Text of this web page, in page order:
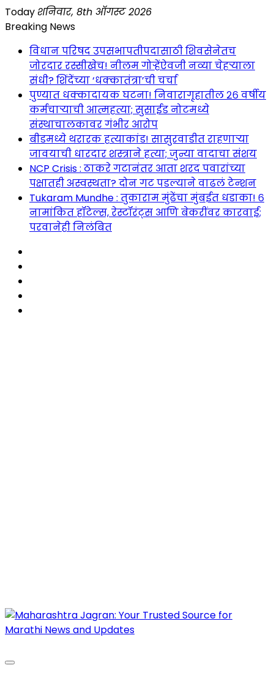
Skip
to
Today शनिवार, 8th ऑगस्ट 2026
Breaking News
विधान परिषद उपसभापतीपदासाठी शिवसेनेतच
जोरदार रस्सीखेच! नीलम गोऱ्हेंऐवजी नव्या चेहऱ्याला
संधी? शिंदेंच्या ‘धक्कातंत्रा’ची चर्चा
पुण्यात धक्कादायक घटना! निवारागृहातील २६ वर्षीय
कर्मचाऱ्याची आत्महत्या; सुसाईड नोटमध्ये
संस्थाचालकावर गंभीर आरोप
बीडमध्ये थरारक हत्याकांड! सासुरवाडीत राहणाऱ्या
जावयाची धारदार शस्त्राने हत्या; जुन्या वादाचा संशय
NCP Crisis : ठाकरे गटानंतर आता शरद पवारांच्या
पक्षातही अस्वस्थता? दोन गट पडल्याने वाढलं टेन्शन
Tukaram Mundhe : तुकाराम मुंढेंचा मुंबईत धडाका! ६
नामांकित हॉटेल्स, रेस्टॉरंट्स आणि बेकरींवर कारवाई;
परवानेही निलंबित
Maharashtra Jagran : Your Trusted Companion